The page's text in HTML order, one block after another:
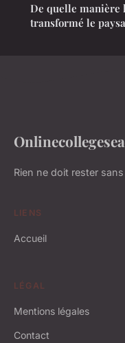
De quelle manière
transformé le
Rien ne doit rester
LIENS
Accueil
LÉGAL
Mentions légales
Contact